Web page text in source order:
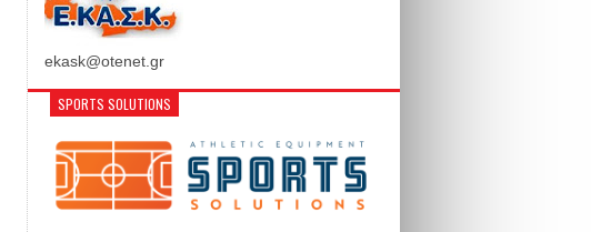
ekask@otenet.gr
SPORTS SOLUTIONS